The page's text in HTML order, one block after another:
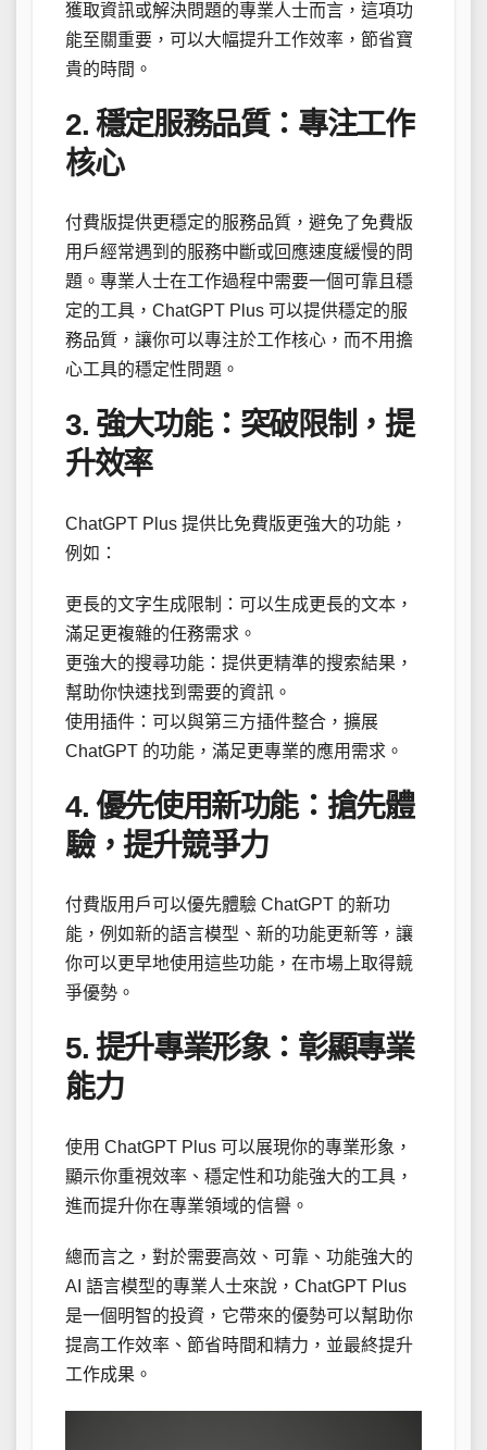
獲取資訊或解決問題的專業人士而言，這項功
能至關重要，可以大幅提升工作效率，節省寶
貴的時間。
2. 穩定服務品質：專注工作
核心
付費版提供更穩定的服務品質，避免了免費版
用戶經常遇到的服務中斷或回應速度緩慢的問
題。專業人士在工作過程中需要一個可靠且穩
定的工具，ChatGPT Plus 可以提供穩定的服
務品質，讓你可以專注於工作核心，而不用擔
心工具的穩定性問題。
3. 強大功能：突破限制，提
升效率
ChatGPT Plus 提供比免費版更強大的功能，
例如：
更長的文字生成限制：可以生成更長的文本，
滿足更複雜的任務需求。
更強大的搜尋功能：提供更精準的搜索結果，
幫助你快速找到需要的資訊。
使用插件：可以與第三方插件整合，擴展
ChatGPT 的功能，滿足更專業的應用需求。
4. 優先使用新功能：搶先體
驗，提升競爭力
付費版用戶可以優先體驗 ChatGPT 的新功
能，例如新的語言模型、新的功能更新等，讓
你可以更早地使用這些功能，在市場上取得競
爭優勢。
5. 提升專業形象：彰顯專業
能力
使用 ChatGPT Plus 可以展現你的專業形象，
顯示你重視效率、穩定性和功能強大的工具，
進而提升你在專業領域的信譽。
總而言之，對於需要高效、可靠、功能強大的
AI 語言模型的專業人士來說，ChatGPT Plus
是一個明智的投資，它帶來的優勢可以幫助你
提高工作效率、節省時間和精力，並最終提升
工作成果。